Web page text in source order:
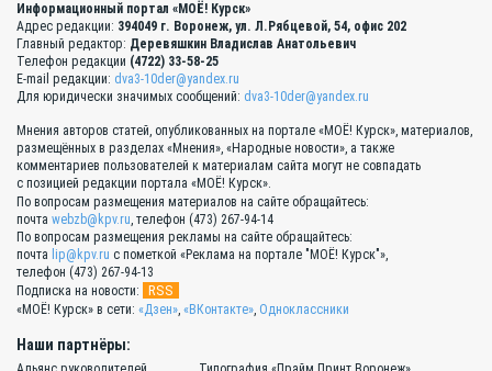
Информационный портал «МОЁ! Курск»
Адрес редакции: 394049 г. Воронеж, ул. Л.Рябцевой, 54, офис 202
Главный редактор: Деревяшкин Владислав Анатольевич
Телефон редакции (4722) 33-58-25
E-mail редакции: dva3-10der@yandex.ru
Для юридически значимых сообщений: dva3-10der@yandex.ru
Мнения авторов статей, опубликованных на портале «МОЁ! Курск», материалов,
размещённых в разделах «Мнения», «Народные новости», а также
комментариев пользователей к материалам сайта могут не совпадать
с позицией редакции портала «МОЁ! Курск».
По вопросам размещения материалов на сайте обращайтесь:
почта webzb@kpv.ru, телефон (473) 267-94-14
По вопросам размещения рекламы на сайте обращайтесь:
почта lip@kpv.ru с пометкой «Реклама на портале "МОЁ! Курск"»,
телефон (473) 267-94-13
Подписка на новости:
RSS
«МОЁ! Курск» в сети: «Дзен», «ВКонтакте», Одноклассники
Наши партнёры: